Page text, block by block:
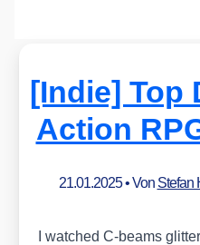
[Indie] Top
Action
21.01.2025• Von Stefan
I wat­ched C‑beams